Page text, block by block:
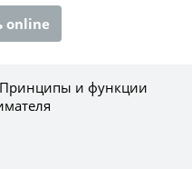
online
Принципы и функции